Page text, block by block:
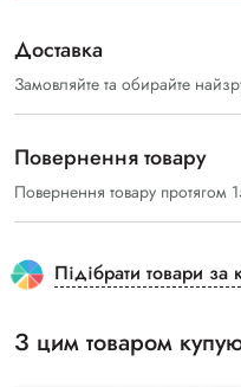
Доставка
Замовляйте та обирайте
Повернення товару
Повернення товару протягом
Підібрати товари за
З цим товаром